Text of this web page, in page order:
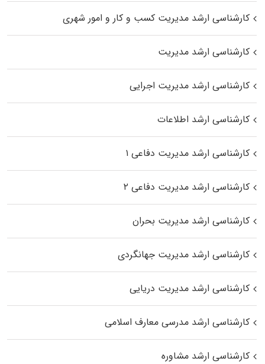
کارشناسی ارشد مدیریت کسب و کار و امور شهری
کارشناسی ارشد مدیریت
کارشناسی ارشد مدیریت اجرایی
کارشناسی ارشد اطلاعات
کارشناسی ارشد مدیریت دفاعی ۱
کارشناسی ارشد مدیریت دفاعی ۲
کارشناسی ارشد مدیریت بحران
کارشناسی ارشد مدیریت جهانگردی
کارشناسی ارشد مدیریت دریایی
کارشناسی ارشد مدرسی معارف اسلامی
کارشناسی ارشد مشاوره